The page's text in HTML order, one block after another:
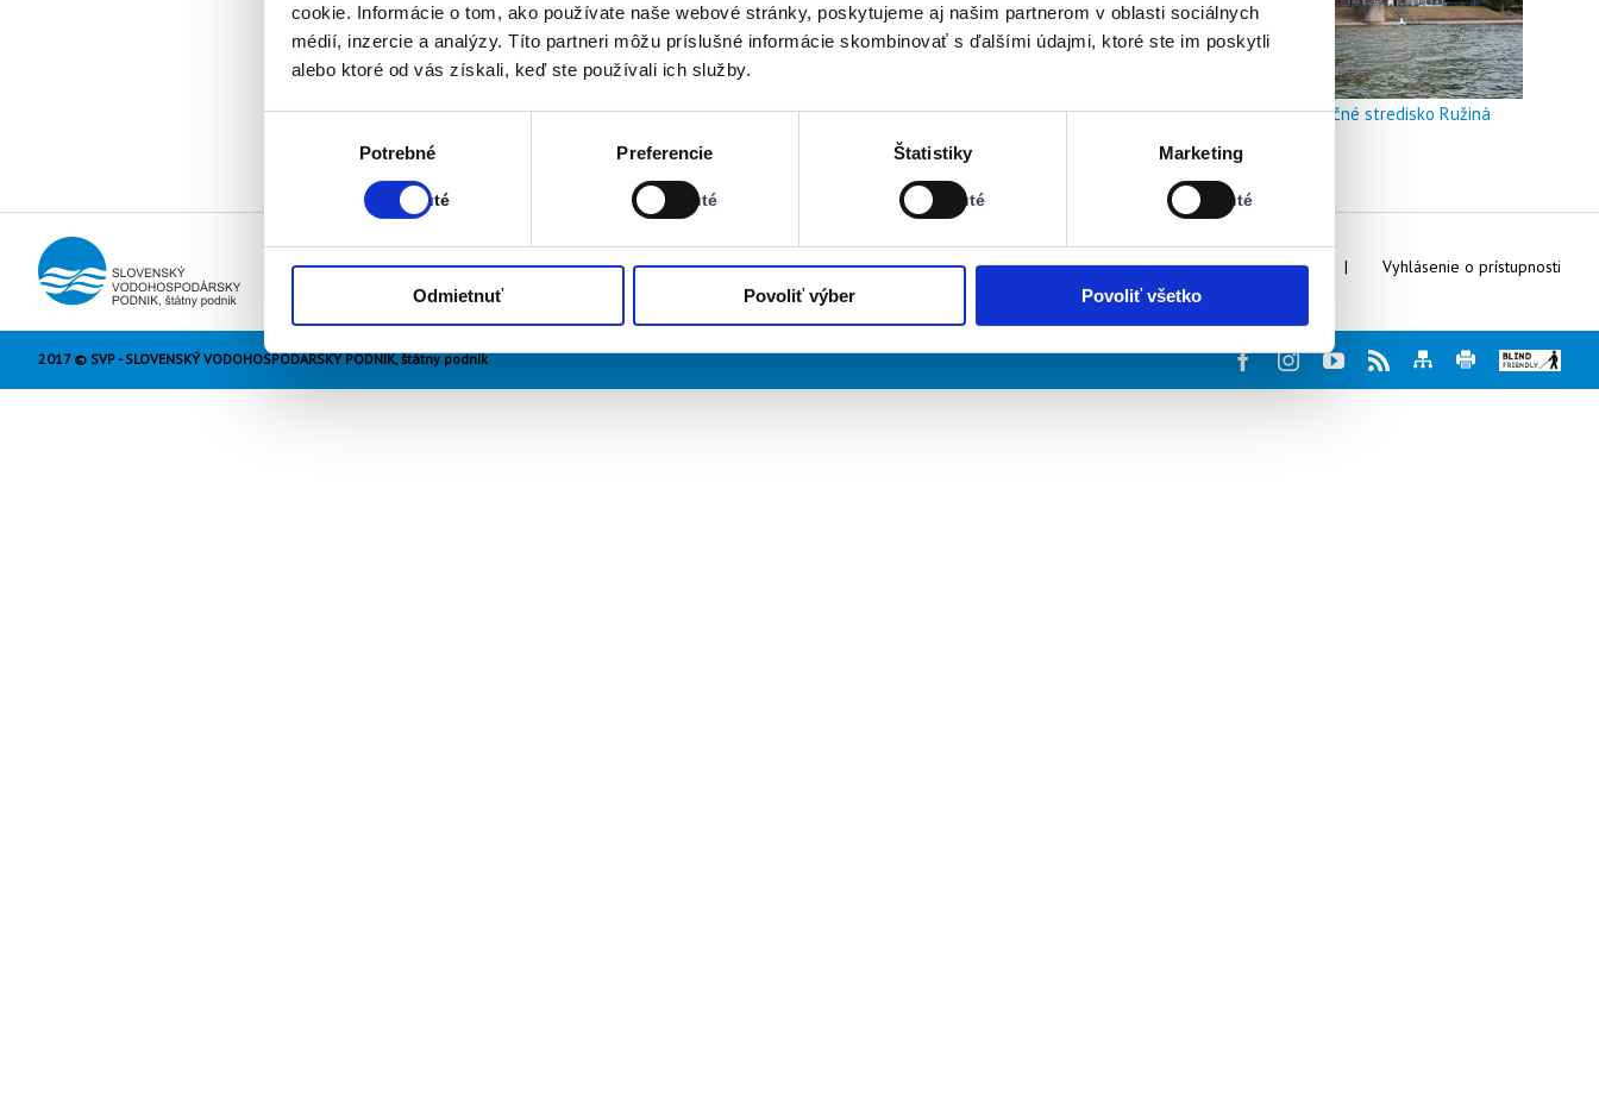
cookie. Informácie o tom, ako používate naše webové stránky, poskytujeme aj našim partnerom v oblasti sociálnych
médií, inzercie a analýzy. Títo partneri môžu príslušné informácie skombinovať s ďalšími údajmi, ktoré ste im poskytli
alebo ktoré od vás získali, keď ste používali ich služby.
Potrebné
Zapnuté
Stav:
Zapnuté
Preferencie
Vypnuté
Stav:
Vypnuté
Štatistiky
Vypnuté
Stav:
Vypnuté
Marketing
Vypnuté
Stav:
Vypnuté
Odmietnuť Povoliť výber Povoliť všetko
Doškoľovacie a rekreačné stredisko Ružiná
Webmaster Kontakty Vyhlásenie o prístupnosti
2017 © SVP - SLOVENSKÝ VODOHOSPODÁRSKY PODNIK, štátny podnik FacebookInstagram
Youtube
RssMapaTlač
Blind